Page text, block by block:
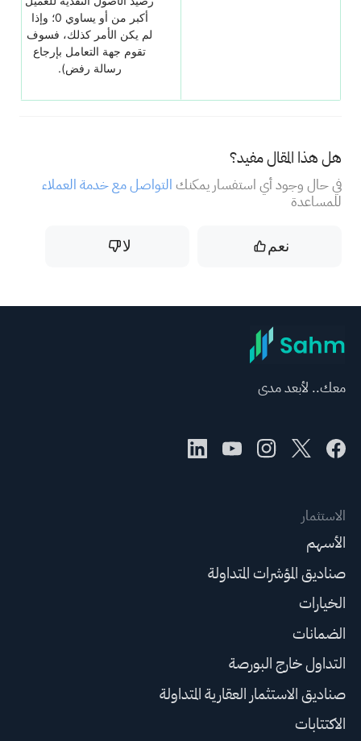
أكبر من أو يساوي 0؛ وإذا
لم يكن الأمر كذلك، فسوف
تقوم جهة التعامل بإرجاع
رسالة رفض).
هل هذا المقال مفيد؟
في حال وجود أي استفسار يمكنك التواصل مع خدمة العملاء
للمساعدة
نعم لا
معك.. لأبعد مدى
الاستثمار
الأسهم
صناديق المؤشرات المتداولة
الخيارات
الضمانات
التداول خارج البورصة
صناديق الاستثمار العقارية المتداولة
الاكتتابات